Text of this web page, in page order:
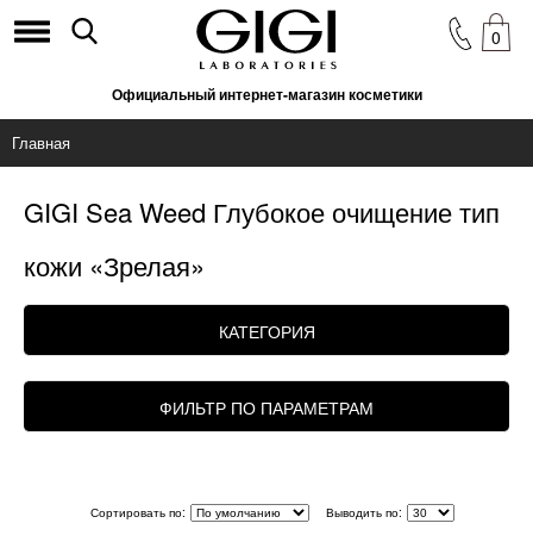
Официальный интернет-магазин косметики
0
Главная
КАТЕГОРИЯ
ФИЛЬТР ПО ПАРАМЕТРАМ
GIGI Sea Weed Глубокое очищение тип
кожи «Зрелая»
Сортировать по: Выводить по: